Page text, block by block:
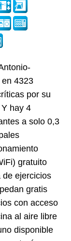
4323
por su
hay 4
a solo 0,3
gratuito
de ejercicios
gratis
con acceso
al aire libre
disponible